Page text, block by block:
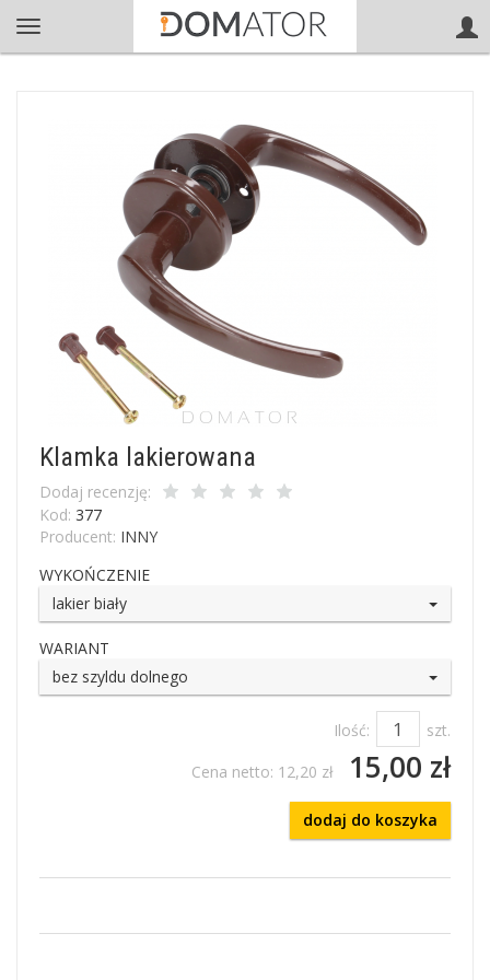
Klamka lakierowana
Dodaj recenzję:
Kod: 377
Producent: INNY
WYKOŃCZENIE
lakier biały
WARIANT
bez szyldu dolnego
Ilość:
szt.
Cena netto: 12,20 zł 15,00 zł
dodaj do koszyka